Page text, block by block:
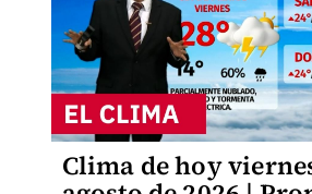
Clima de hoy